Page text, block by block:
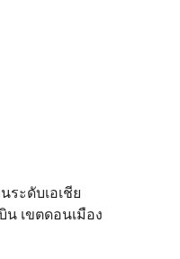
ะดับเอเชีย
เขตดอนเมือง